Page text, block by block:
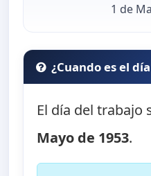
1 de
¿Cuando es el
El día del trabajo
Mayo de 1953.